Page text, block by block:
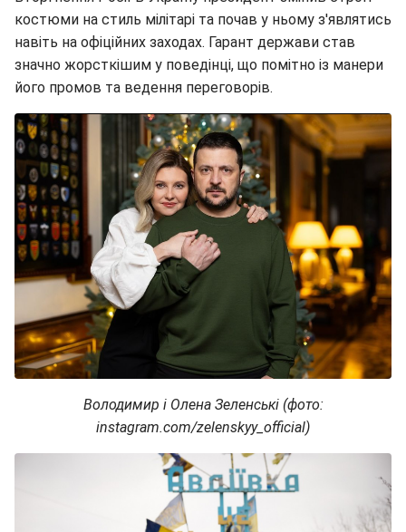
костюми на стиль мілітарі та почав у ньому з'являтись
навіть на офіційних заходах. Гарант держави став
значно жорсткішим у поведінці, що помітно із манери
його промов та ведення переговорів.
Володимир і Олена Зеленські (фото:
instagram.com/zelenskyy_official)